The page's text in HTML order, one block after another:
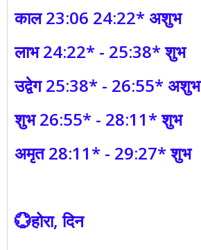
काल 23:06 24:22* अशुभ
लाभ 24:22* - 25:38* शुभ
उद्वेग 25:38* - 26:55* अशुभ
शुभ 26:55* - 28:11* शुभ
अमृत 28:11* - 29:27* शुभ
💮होरा, दिन